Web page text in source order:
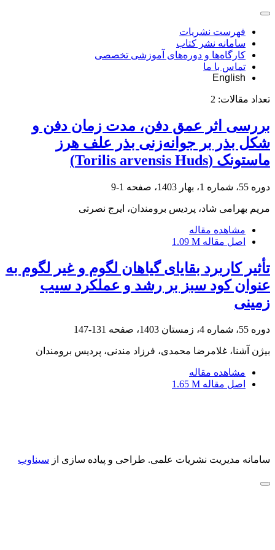
فهرست نشریات
سامانه نشر کتاب
کارگاه‌ها و دوره‌های آموزشی تخصصی
تماس با ما
English
تعداد مقالات: 2
بررسی اثر عمق دفن، مدت زمان دفن و
شکل بذر بر جوانه‌زنی بذر علف هرز
ماستونک (Torilis arvensis Huds)
دوره 55، شماره 1، بهار 1403، صفحه 1-9
مریم بهرامی شاد، پردیس برومندان، ایرج نصرتی
مشاهده مقاله
اصل مقاله 1.09 M
تأثیر کاربرد بقایای گیاهان لگوم و غیر لگوم به
عنوان کود سبز بر رشد و عملکرد سیب
‏زمینی
دوره 55، شماره 4، زمستان 1403، صفحه 131-147
بیژن آشنا، غلامرضا محمدی، فرزاد مندنی، پردیس برومندان
مشاهده مقاله
اصل مقاله 1.65 M
سامانه مدیریت نشریات علمی. طراحی و پیاده سازی از سیناوب